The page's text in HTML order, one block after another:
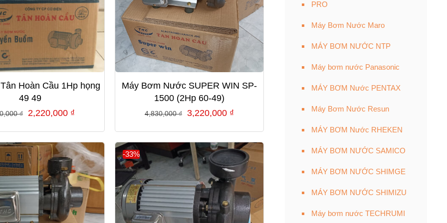
Hoàn Cầu 1Hp họng
49 49
₫
Giá
là:
3,330,000 ₫.
2,220,000 ₫
tại
là:
2,220,000 ₫.
Máy Bơm Nước SUPER WIN SP-
1500 (2Hp 60-49)
4,830,000₫
Giá
là:
4,830,000 ₫.
3,220,000 ₫
tại
là:
3,220,000 ₫.
-33%
PRO
Máy Bơm Nước Maro
MÁY BƠM NƯỚC NTP
Máy bơm nước Panasonic
MÁY BƠM Nước PENTAX
Máy Bơm Nước Resun
MÁY BƠM Nước RHEKEN
MÁY BƠM NƯỚC SAMICO
MÁY BƠM NƯỚC SHIMGE
MÁY BƠM NƯỚC SHIMIZU
Máy bơm nước TECHRUMI